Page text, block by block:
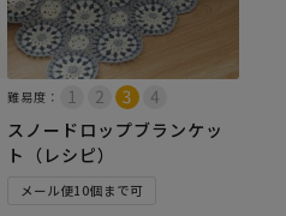
難易度：
スノードロップブランケッ
ト（レシピ）
メール便10個まで可